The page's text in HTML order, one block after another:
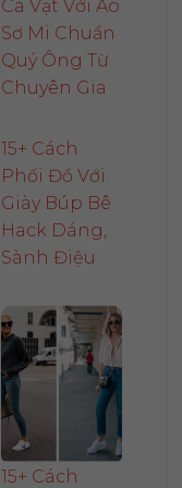
Cà Vạt Với Áo
Sơ Mi Chuẩn
Quý Ông Từ
Chuyên Gia
15+ Cách
Phối Đồ Với
Giày Búp Bê
Hack Dáng,
Sành Điệu
15+ Cách